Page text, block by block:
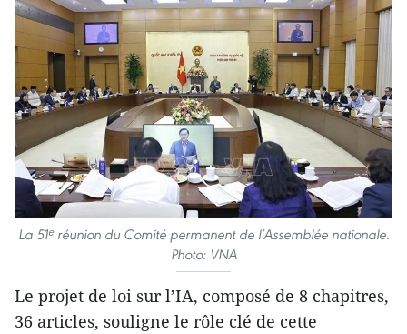
La 51ᵉ réunion du Comité permanent de l’Assemblée nationale.
Photo: VNA
Le projet de loi sur l’IA, composé de 8 chapitres,
36 articles, souligne le rôle clé de cette